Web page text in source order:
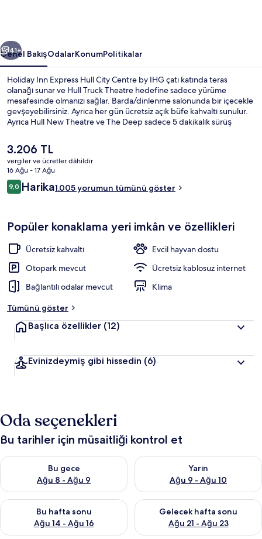
için
fotoğraf
galerisi
Sonraki
41+
Genel BakışOdalarKonumPolitikalar
Holiday Inn Express Hull City Centre by IHG çatı katında teras
olanağı sunar ve Hull Truck Theatre hedefine sadece yürüme
mesafesinde olmanızı sağlar. Barda/dinlenme salonunda bir içecekle
gevşeyebilirsiniz. Ayrıca her gün ücretsiz açık büfe kahvaltı sunulur.
Ayrıca Hull New Theatre ve The Deep sadece 5 dakikalık sürüş
harika yorumlarda bulunuyor.
Şu
anki
fiyat
3.206 TL
3.206 TL
vergiler ve ücretler dâhildir
16 Ağu - 17 Ağu
Yorumlar
9,09,0/10
Harika1.005 yorumun tümünü göster
Popüler konaklama yeri imkân ve özellikleri
Ücretsiz kahvaltı
Evcil hayvan dostu
Otopark mevcut
Ücretsiz kablosuz internet
Bağlantılı odalar mevcut
Klima
Tümünü göster
Başlıca özellikler (12)
Evinizdeymiş gibi hissedin (6)
Oda seçenekleri
Bu tarihler için müsaitliği kontrol et
Bu gece
Ağu 8 - Ağu 9
Bu gece için müsaitliği kontrol et Ağu 8 - Ağu 9
Yarın
Ağu 9 - Ağu 10
Yarın için müsaitliği kontrol
Bu hafta sonu
Ağu 14 - Ağu 16
Bu hafta sonu için müsaitliği kontrol et Ağu 14 - Ağu 16
Gelecek hafta sonu
Ağu 21 - Ağu 23
Önümüzdeki hafta sonu için